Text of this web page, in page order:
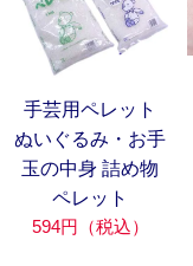
手芸用ペレット
ぬいぐるみ・お手
玉の中身 詰め物
ペレット
594円（税込）